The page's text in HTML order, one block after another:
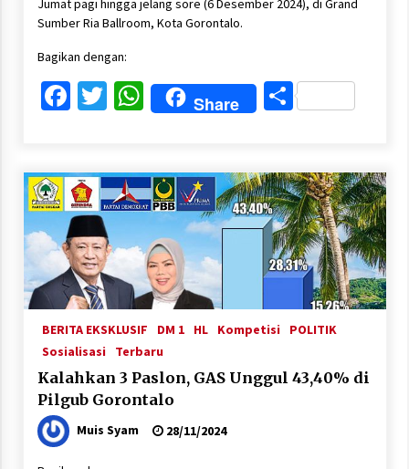
Jumat pagi hingga jelang sore (6 Desember 2024), di Grand
Sumber Ria Ballroom, Kota Gorontalo.
Bagikan dengan:
Facebook
Twitter
WhatsApp
Share Share
BERITA EKSKLUSIF DM 1 HL Kompetisi
POLITIK
Sosialisasi
Terbaru
Kalahkan 3 Paslon, GAS Unggul 43,40% di
Pilgub Gorontalo
Muis Syam 28/11/2024